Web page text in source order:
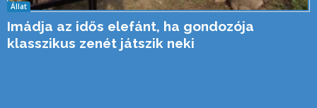
Állat
Imádja az idős elefánt, ha gondozója
klasszikus zenét játszik neki